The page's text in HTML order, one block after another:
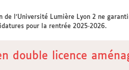
de l’Université Lumière Lyon 2 ne
pour la rentrée 2025‑2026.
double licence